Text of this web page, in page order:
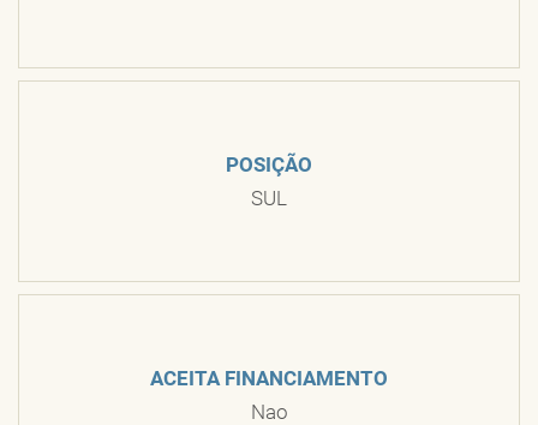
POSIÇÃO
SUL
ACEITA FINANCIAMENTO
Nao